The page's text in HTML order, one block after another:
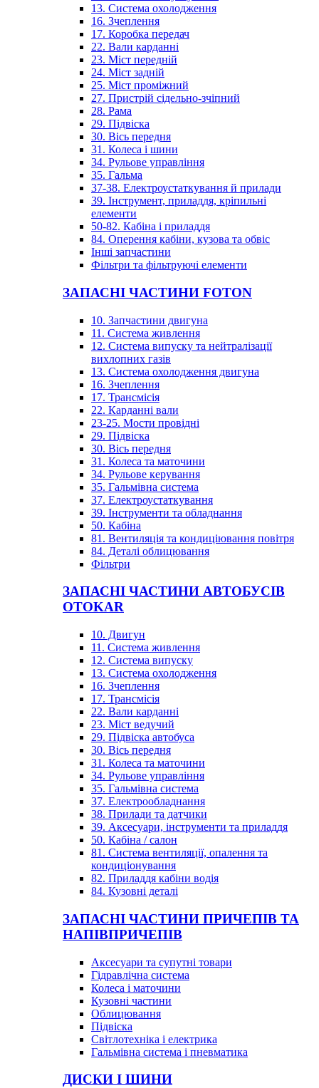
13. Система охолодження
16. Зчеплення
17. Коробка передач
22. Вали карданні
23. Міст передній
24. Міст задній
25. Міст проміжний
27. Пристрій сідельно-зчіпний
28. Рама
29. Підвіска
30. Вісь передня
31. Колеса і шини
34. Рульове управління
35. Гальма
37-38. Електроустаткування й прилади
39. Інструмент, приладдя, кріпильні
елементи
50-82. Кабіна і приладдя
84. Оперення кабіни, кузова та обвіс
Інші запчастини
Фільтри та фільтруючі елементи
ЗАПАСНІ ЧАСТИНИ FOTON
10. Запчастини двигуна
11. Система живлення
12. Система випуску та нейтралізації
вихлопних газів
13. Система охолодження двигуна
16. Зчеплення
17. Трансмісія
22. Карданні вали
23-25. Мости провідні
29. Підвіска
30. Вісь передня
31. Колеса та маточини
34. Рульове керування
35. Гальмівна система
37. Електроустаткування
39. Інструменти та обладнання
50. Кабіна
81. Вентиляція та кондиціювання повітря
84. Деталі облицювання
Фільтри
ЗАПАСНІ ЧАСТИНИ АВТОБУСІВ
OTOKAR
10. Двигун
11. Система живлення
12. Система випуску
13. Система охолодження
16. Зчеплення
17. Трансмісія
22. Вали карданні
23. Міст ведучий
29. Підвіска автобуса
30. Вісь передня
31. Колеса та маточини
34. Рульове управління
35. Гальмівна система
37. Електрообладнання
38. Прилади та датчики
39. Аксесуари, інструменти та приладдя
50. Кабіна / салон
81. Система вентиляції, опалення та
кондиціонування
82. Приладдя кабіни водія
84. Кузовні деталі
ЗАПАСНІ ЧАСТИНИ ПРИЧЕПІВ ТА
НАПІВПРИЧЕПІВ
Аксесуари та супутні товари
Гідравлічна система
Колеса і маточини
Кузовні частини
Облицювання
Підвіска
Світлотехніка і електрика
Гальмівна система і пневматика
ДИСКИ І ШИНИ